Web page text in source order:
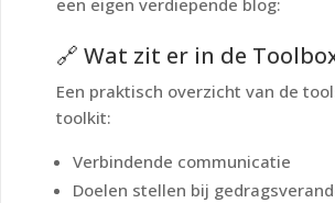
een eigen verdiepende blog:
🔗 Wat zit er in de
Een praktisch overzicht van de
toolkit:
Verbindende communicatie
Doelen stellen bij